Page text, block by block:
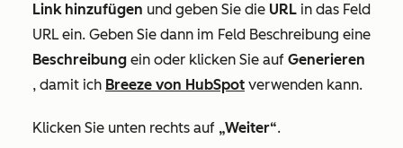
Link hinzufügen und geben Sie die URL in das Feld
URL ein. Geben Sie dann im Feld Beschreibung eine
Beschreibung ein oder klicken Sie auf Generieren
, damit ich Breeze von HubSpot verwenden kann.
Klicken Sie unten rechts auf „Weiter“.